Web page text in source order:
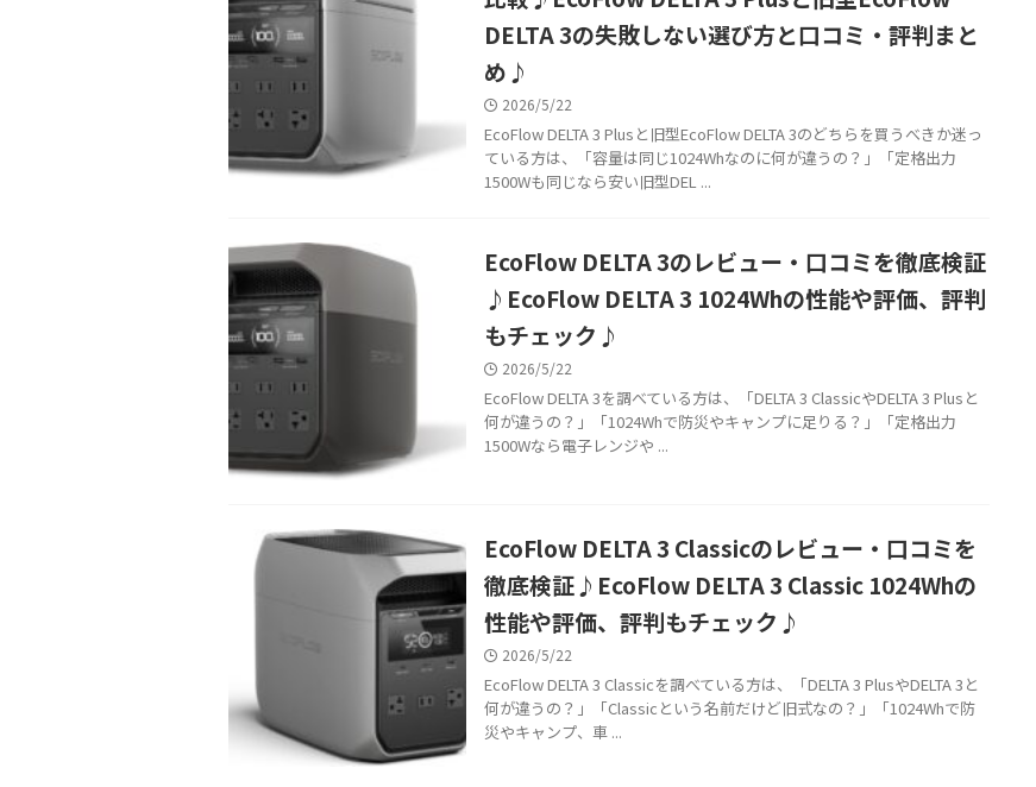
DELTA 3の失敗しない選び方と口コミ・評判まと
め♪
2026/5/22
EcoFlow DELTA 3 Plusと旧型EcoFlow DELTA 3のどちらを買うべきか迷っ
ている方は、「容量は同じ1024Whなのに何が違うの？」「定格出力
1500Wも同じなら安い旧型DEL ...
EcoFlow DELTA 3のレビュー・口コミを徹底検証
♪EcoFlow DELTA 3 1024Whの性能や評価、評判
もチェック♪
2026/5/22
EcoFlow DELTA 3を調べている方は、「DELTA 3 ClassicやDELTA 3 Plusと
何が違うの？」「1024Whで防災やキャンプに足りる？」「定格出力
1500Wなら電子レンジや ...
EcoFlow DELTA 3 Classicのレビュー・口コミを
徹底検証♪EcoFlow DELTA 3 Classic 1024Whの
性能や評価、評判もチェック♪
2026/5/22
EcoFlow DELTA 3 Classicを調べている方は、「DELTA 3 PlusやDELTA 3と
何が違うの？」「Classicという名前だけど旧式なの？」「1024Whで防
災やキャンプ、車 ...